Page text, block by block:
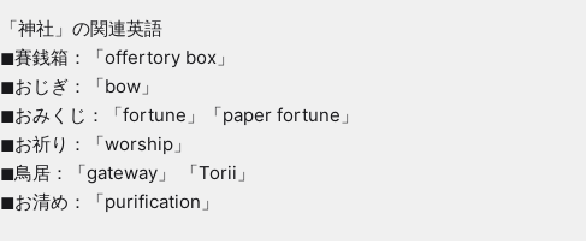
「神社」の関連英語
◼賽銭箱：「offertory box」
◼おじぎ：「bow」
◼おみくじ：「fortune」「paper fortune」
◼お祈り：「worship」
◼鳥居：「gateway」 「Torii」
◼お清め：「purification」